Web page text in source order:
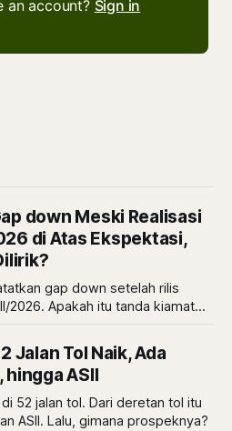
an account? Sign in
down Meski Realisasi
di Atas Ekspektasi,
gap down setelah rilis
2026. Apakah itu tanda kiamat
ulasannya di sini.
Jalan Tol Naik, Ada
hingga ASII
52 jalan tol. Dari deretan tol itu
ASII. Lalu, gimana prospeknya?